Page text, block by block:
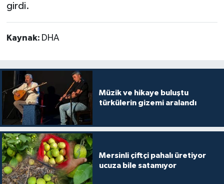
girdi.
Kaynak: DHA
Müzik ve hikaye buluştu
türkülerin gizemi aralandı
Mersinli çiftçi pahalı üretiyor
ucuza bile satamıyor